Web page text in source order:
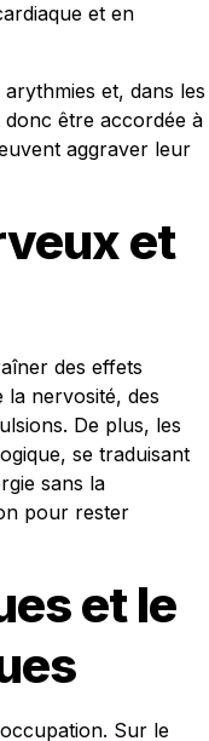
et en
et, dans les
donc être accordée à
aggraver leur
et
des effets
la nervosité, des
De plus, les
se traduisant
sans la
pour rester
et le
Sur le